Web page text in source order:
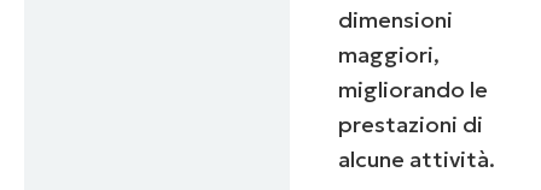
dimensioni
maggiori,
migliorando le
prestazioni di
alcune attività.